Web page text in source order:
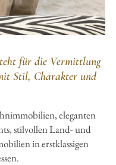
für die Vermittlung
Stil, Charakter und
eleganten
stilvollen Land- und
in erstklassigen